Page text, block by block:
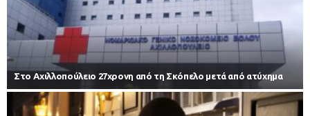
Στο Αχιλλοπούλειο 27χρονη από τη Σκόπελο μετά από ατύχημα